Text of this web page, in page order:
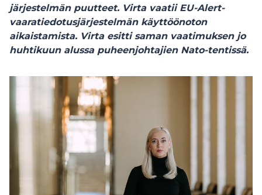
järjestelmän puutteet. Virta vaatii EU-Alert-
vaaratiedotusjärjestelmän käyttöönoton
aikaistamista. Virta esitti saman vaatimuksen jo
huhtikuun alussa puheenjohtajien Nato-tentissä.